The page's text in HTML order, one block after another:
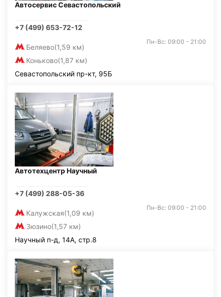
Автосервис Севастопольский
+7 (499) 653-72-12
Беляево(1,59 км)
Коньково(1,87 км)
Пн-Вс: 09:00 - 21:00
Севастопольский пр-кт, 95Б
Автотехцентр Научный
+7 (499) 288-05-36
Калужская(1,09 км)
Зюзино(1,57 км)
Пн-Вс: 09:00 - 21:00
Научный п-д, 14А, стр.8